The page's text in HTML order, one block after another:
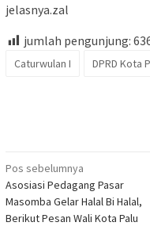
jelasnya.zal
jumlah pengunjung:
Caturwulan I DPRD Kota
Navigasi
pos
Pos sebelumnya
Asosiasi Pedagang Pasar
Masomba Gelar Halal Bi Halal,
Berikut Pesan Wali Kota Palu